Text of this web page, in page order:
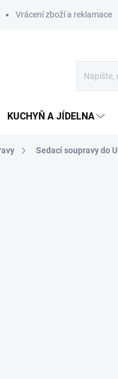
Vrácení zboží a reklamace
KUCHYŇ A JÍDELNA
Sedací soupravy do U